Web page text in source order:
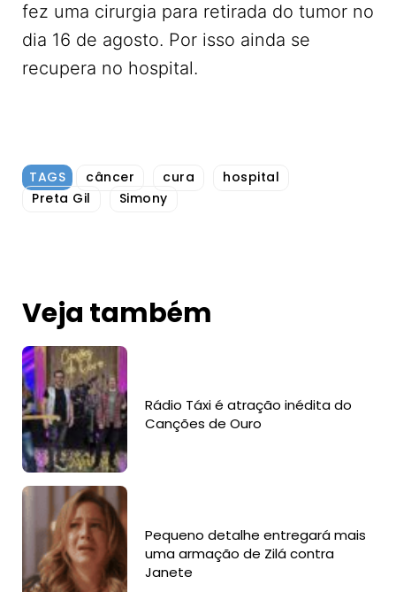
fez uma cirurgia para retirada do tumor no
dia 16 de agosto. Por isso ainda se
recupera no hospital.
TAGS câncer cura
hospital
Preta Gil
Simony
Veja também
Rádio Táxi é atração inédita do
Canções de Ouro
Pequeno detalhe entregará mais
uma armação de Zilá contra
Janete